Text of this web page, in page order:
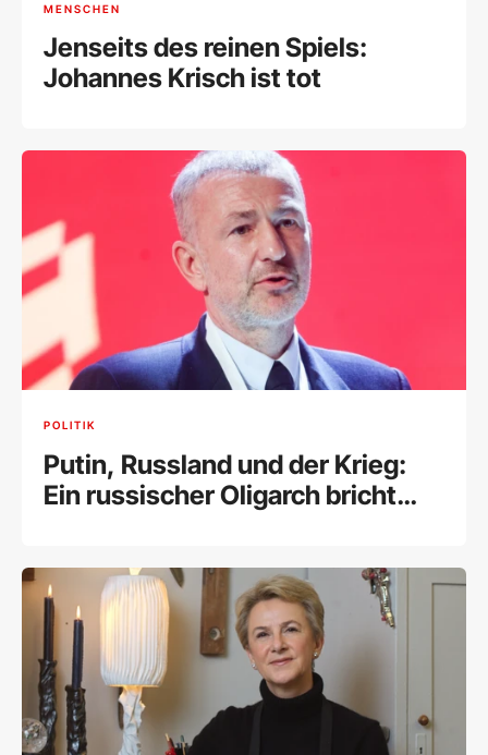
MENSCHEN
Jenseits des reinen Spiels:
Johannes Krisch ist tot
POLITIK
Putin, Russland und der Krieg:
Ein russischer Oligarch bricht